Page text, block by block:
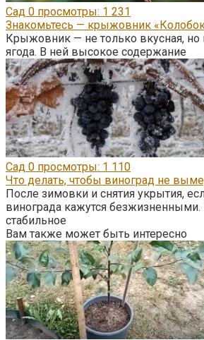
Сад 0 просмотры: 1 231
Знакомьтесь — крыжовник
Крыжовник — не только вкусная, но
ягода. В ней высокое содержание
Сад 0 просмотры: 1 110
Что делать, чтобы виноград не
После зимовки и снятия укрытия,
винограда кажутся безжизненными.
стабильное
Вам также может быть интересно